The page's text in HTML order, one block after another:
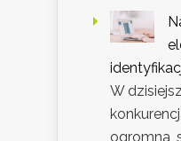
W
ogromna,